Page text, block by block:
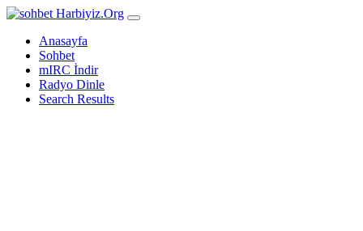
Harbiyiz.Org
Anasayfa
Sohbet
mIRC İndir
Radyo Dinle
Search Results